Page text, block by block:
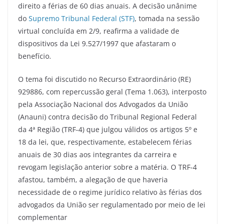
direito a férias de 60 dias anuais. A decisão unânime
do Supremo Tribunal Federal (STF), tomada na sessão
virtual concluída em 2/9, reafirma a validade de
dispositivos da Lei 9.527/1997 que afastaram o
benefício.
O tema foi discutido no Recurso Extraordinário (RE)
929886, com repercussão geral (Tema 1.063), interposto
pela Associação Nacional dos Advogados da União
(Anauni) contra decisão do Tribunal Regional Federal
da 4ª Região (TRF-4) que julgou válidos os artigos 5º e
18 da lei, que, respectivamente, estabelecem férias
anuais de 30 dias aos integrantes da carreira e
revogam legislação anterior sobre a matéria. O TRF-4
afastou, também, a alegação de que haveria
necessidade de o regime jurídico relativo às férias dos
advogados da União ser regulamentado por meio de lei
complementar